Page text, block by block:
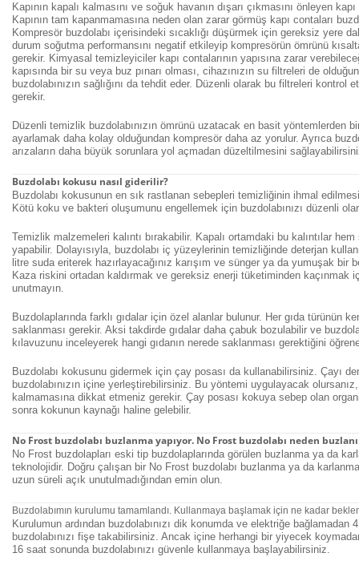
Kapının kapalı kalmasını ve soğuk havanın dışarı çıkmasını önleyen
Kapının tam kapanmamasına neden olan zarar görmüş kapı contaları
Kompresör buzdolabı içerisindeki sıcaklığı düşürmek için gereksiz yere
durum soğutma performansını negatif etkileyip kompresörün ömrünü
gerekir. Kimyasal temizleyiciler kapı contalarının yapısına zarar
kapısında bir su veya buz pınarı olması, cihazınızın su filtreleri de
buzdolabınızın sağlığını da tehdit eder. Düzenli olarak bu filtreleri
gerekir.
Düzenli temizlik buzdolabınızın ömrünü uzatacak en basit yöntemlerden
ayarlamak daha kolay olduğundan kompresör daha az yorulur. Ayrıca
arızaların daha büyük sorunlara yol açmadan düzeltilmesini
Buzdolabı kokusu nasıl giderilir?
Buzdolabı kokusunun en sık rastlanan sebepleri temizliğinin ihmal
Kötü koku ve bakteri oluşumunu engellemek için buzdolabınızı düzenli
Temizlik malzemeleri kalıntı bırakabilir. Kapalı ortamdaki bu kalıntılar
yapabilir. Dolayısıyla, buzdolabı iç yüzeylerinin temizliğinde deterjan
litre suda eriterek hazırlayacağınız karışım ve sünger ya da yumuşak bir
Kaza riskini ortadan kaldırmak ve gereksiz enerji tüketiminden kaçınmak
unutmayın.
Buzdolaplarında farklı gıdalar için özel alanlar bulunur. Her gıda türünün
saklanması gerekir. Aksi takdirde gıdalar daha çabuk bozulabilir ve
kılavuzunu inceleyerek hangi gıdanın nerede saklanması gerektiğini
Buzdolabı kokusunu gidermek için çay posası da kullanabilirsiniz. Çayı
buzdolabınızın içine yerleştirebilirsiniz. Bu yöntemi uygulayacak
kalmamasına dikkat etmeniz gerekir. Çay posası kokuya sebep olan
sonra kokunun kaynağı haline gelebilir.
No Frost buzdolabı buzlanma yapıyor. No Frost buzdolabı neden
No Frost buzdolapları eski tip buzdolaplarında görülen buzlanma ya da
teknolojidir. Doğru çalışan bir No Frost buzdolabı buzlanma ya da
uzun süreli açık unutulmadığından emin olun.
Buzdolabımın kurulumu tamamlandı. Kullanmaya başlamak için ne kadar
Kurulumun ardından buzdolabınızı dik konumda ve elektriğe
buzdolabınızı fişe takabilirsiniz. Ancak içine herhangi bir yiyecek
16 saat sonunda buzdolabınızı güvenle kullanmaya başlayabilirsiniz.